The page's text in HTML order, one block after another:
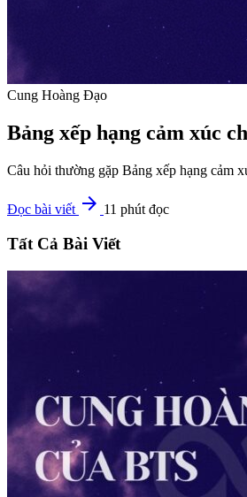
Cung Hoàng Đạo
Bảng xếp hạng cảm xúc
Câu hỏi thường gặp Bảng xếp hạng cảm
Đọc bài viết arrow_forward 11 phút đọc
Tất Cả Bài Viết